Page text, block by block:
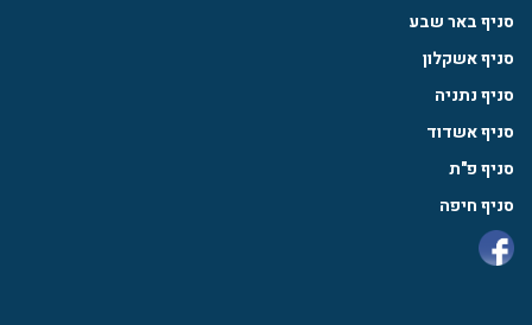
סניף באר שבע
סניף אשקלון
סניף נתניה
סניף אשדוד
סניף פ"ת
סניף חיפה